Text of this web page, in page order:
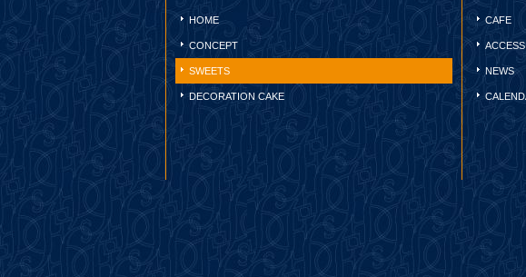
HOME
CONCEPT
SWEETS
DECORATION CAKE
CAFE
ACCESS
NEWS